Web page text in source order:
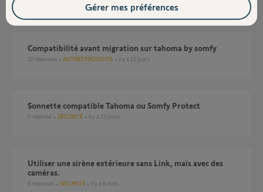
Questions liées
compatibilité avant migration sur tahoma by somfy
20 réponses AUTRES PRODUITS il y a 12 jours
Sonnette compatible Tahoma ou Somfy Protect
1 réponse SÉCURITÉ il y a 23 jours
Utiliser une sirène extérieure sans Link, mais avec des
caméras.
6 réponses SÉCURITÉ il y a 8 mois
Gérer mes préférences